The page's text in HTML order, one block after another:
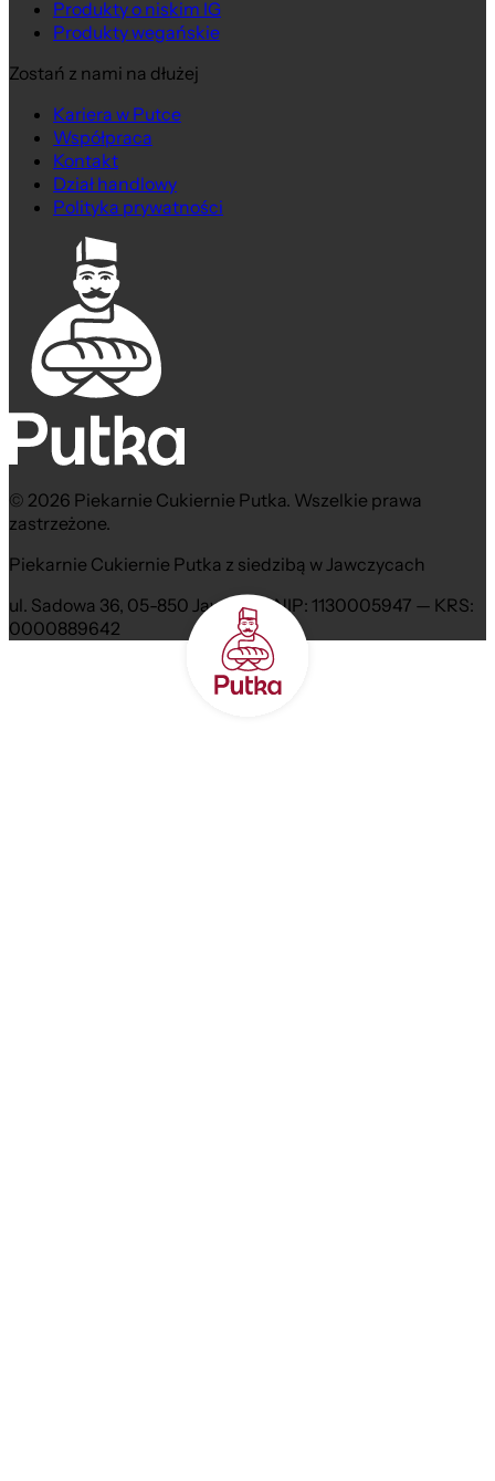
Produkty o niskim IG
Produkty wegańskie
Zostań z nami na dłużej
Kariera w Putce
Współpraca
Kontakt
Dział handlowy
Polityka prywatności
© 2026 Piekarnie Cukiernie Putka. Wszelkie prawa
zastrzeżone.
Piekarnie Cukiernie Putka z siedzibą w Jawczycach
ul. Sadowa 36, 05-850 Jawczyce NIP: 1130005947 — KRS:
0000889642